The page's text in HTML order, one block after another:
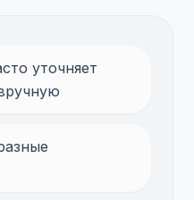
уточняет